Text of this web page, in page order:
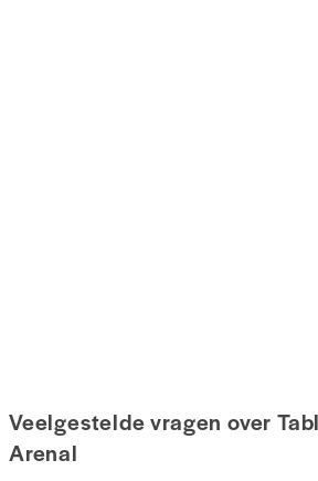
Veelgestelde vragen over
Arenal